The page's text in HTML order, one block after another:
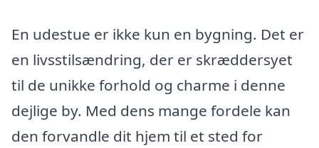
En udestue er ikke kun en bygning. Det er
en livsstilsændring, der er skræddersyet
til de unikke forhold og charme i denne
dejlige by. Med dens mange fordele kan
den forvandle dit hjem til et sted for